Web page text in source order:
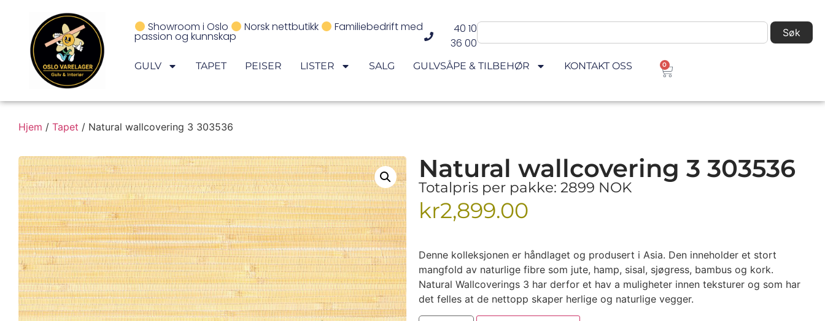
Showroom i Oslo Norsk nettbutikk Familiebedrift med
passion og kunnskap
40 10
36 00
Søk
GULV TAPET PEISER LISTER SALG GULVSÅPE & TILBEHØR KONTAKT OSS 0
Hjem / Tapet / Natural wallcovering 3 303536
Natural wallcovering 3 303536
Totalpris per pakke: 2899 NOK
kr2,899.00
Denne kolleksjonen er håndlaget og produsert i Asia. Den inneholder et stort
mangfold av naturlige fibre som jute, hamp, sisal, sjøgress, bambus og kork.
Natural Wallcoverings 3 har derfor et hav a muligheter innen teksturer og som har
det felles at de nettopp skaper herlige og naturlige vegger.